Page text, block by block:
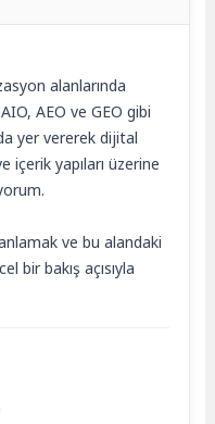
alanlarında
AEO ve GEO gibi
yer vererek dijital
yapıları üzerine
ve bu alandaki
bir bakış açısıyla